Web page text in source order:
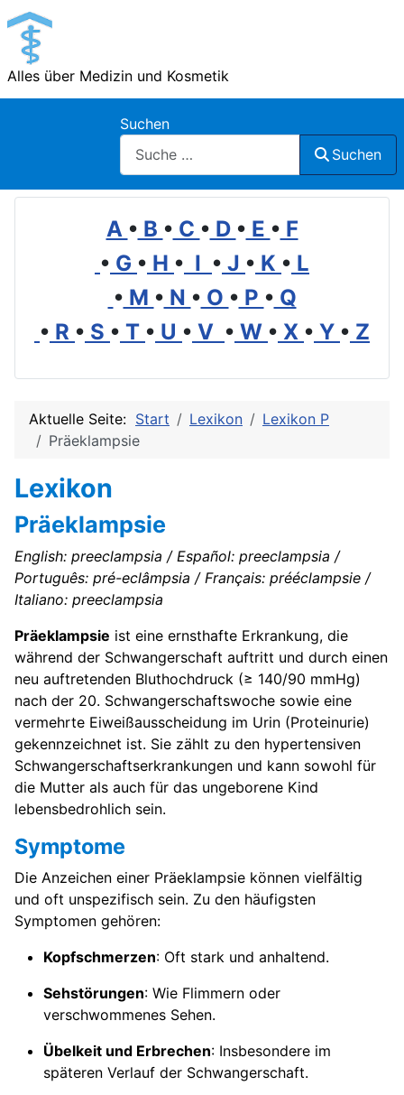
Alles über Medizin und Kosmetik
Suchen
Suchen
A • B • C • D • E • F
• G • H • I • J • K • L
• M • N • O • P • Q
• R • S • T • U • V • W • X • Y • Z
Aktuelle Seite: Start Lexikon
Lexikon P
Präeklampsie
Lexikon
Präeklampsie
English: preeclampsia / Español: preeclampsia /
Português: pré-eclâmpsia / Français: prééclampsie /
Italiano: preeclampsia
Präeklampsie ist eine ernsthafte Erkrankung, die
während der Schwangerschaft auftritt und durch einen
neu auftretenden Bluthochdruck (≥ 140/90 mmHg)
nach der 20. Schwangerschaftswoche sowie eine
vermehrte Eiweißausscheidung im Urin (Proteinurie)
gekennzeichnet ist. Sie zählt zu den hypertensiven
Schwangerschaftserkrankungen und kann sowohl für
die Mutter als auch für das ungeborene Kind
lebensbedrohlich sein.
Symptome
Die Anzeichen einer Präeklampsie können vielfältig
und oft unspezifisch sein. Zu den häufigsten
Symptomen gehören:
Kopfschmerzen: Oft stark und anhaltend.
Sehstörungen: Wie Flimmern oder
verschwommenes Sehen.
Übelkeit und Erbrechen: Insbesondere im
späteren Verlauf der Schwangerschaft.